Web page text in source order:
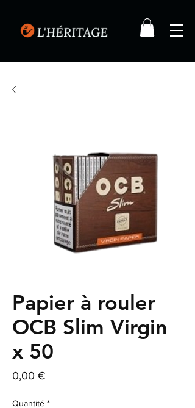
Papier à rouler
OCB Slim Virgin
x 50
0,00 €
Quantité *